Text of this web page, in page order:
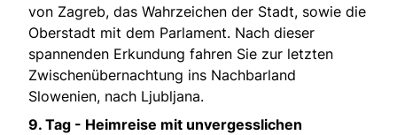
von Zagreb, das Wahrzeichen der Stadt, sowie die
Oberstadt mit dem Parlament. Nach dieser
spannenden Erkundung fahren Sie zur letzten
Zwischenübernachtung ins Nachbarland
Slowenien, nach Ljubljana.
9. Tag - Heimreise mit unvergesslichen